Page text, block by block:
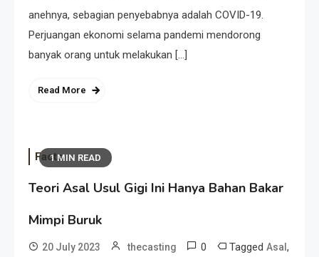
anehnya, sebagian penyebabnya adalah COVID-19.
Perjuangan ekonomi selama pandemi mendorong
banyak orang untuk melakukan […]
Read More
1 MIN READ
Facts
Teori Asal Usul Gigi Ini Hanya Bahan Bakar
Mimpi Buruk
20 July 2023 thecasting 0 Tagged Asal ,